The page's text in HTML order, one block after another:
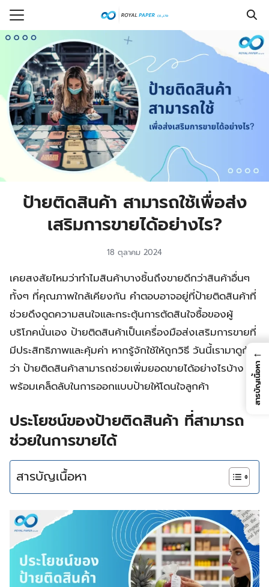
Skip
content
เรา
ที่พบบ่อย
Search
ป้ายติดสินค้า สามารถใช้เพื่อส่ง
เสริมการขายได้อย่างไร?
18 ตุลาคม 2024
เคยสงสัยไหมว่าทำไมสินค้าบางชิ้นถึงขายดีกว่าสินค้าอื่นๆ
ทั้งๆ ที่คุณภาพใกล้เคียงกัน คำตอบอาจอยู่ที่ป้ายติดสินค้าที่
ช่วยดึงดูดความสนใจและกระตุ้นการตัดสินใจซื้อของผู้
บริโภคนั่นเอง ป้ายติดสินค้าเป็นเครื่องมือส่งเสริมการขายที่
มีประสิทธิภาพและคุ้มค่า หากรู้จักใช้ให้ถูกวิธี วันนี้เรามาดูกัน
ว่า ป้ายติดสินค้าสามารถช่วยเพิ่มยอดขายได้อย่างไรบ้าง
พร้อมเคล็ดลับในการออกแบบป้ายให้โดนใจลูกค้า
ประโยชน์ของป้ายติดสินค้า ที่สามารถ
ช่วยในการขายได้
สารบัญเนื้อหา
←
สารบัญเนื้อหา